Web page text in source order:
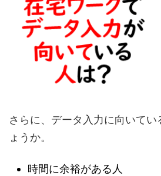
さらに、データ入力に向いてい
ょうか。
時間に余裕がある人